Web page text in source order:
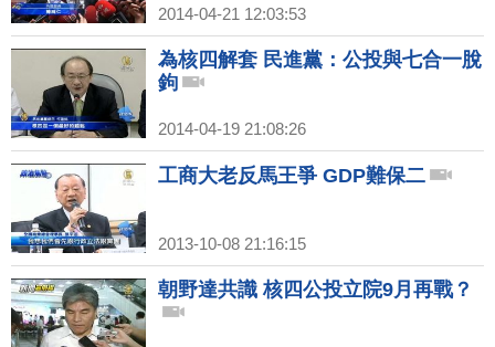
2014-04-21 12:03:53
為核四解套 民進黨：公投與七合一脫
鉤
2014-04-19 21:08:26
工商大老反馬王爭 GDP難保二
2013-10-08 21:16:15
朝野達共識 核四公投立院9月再戰？